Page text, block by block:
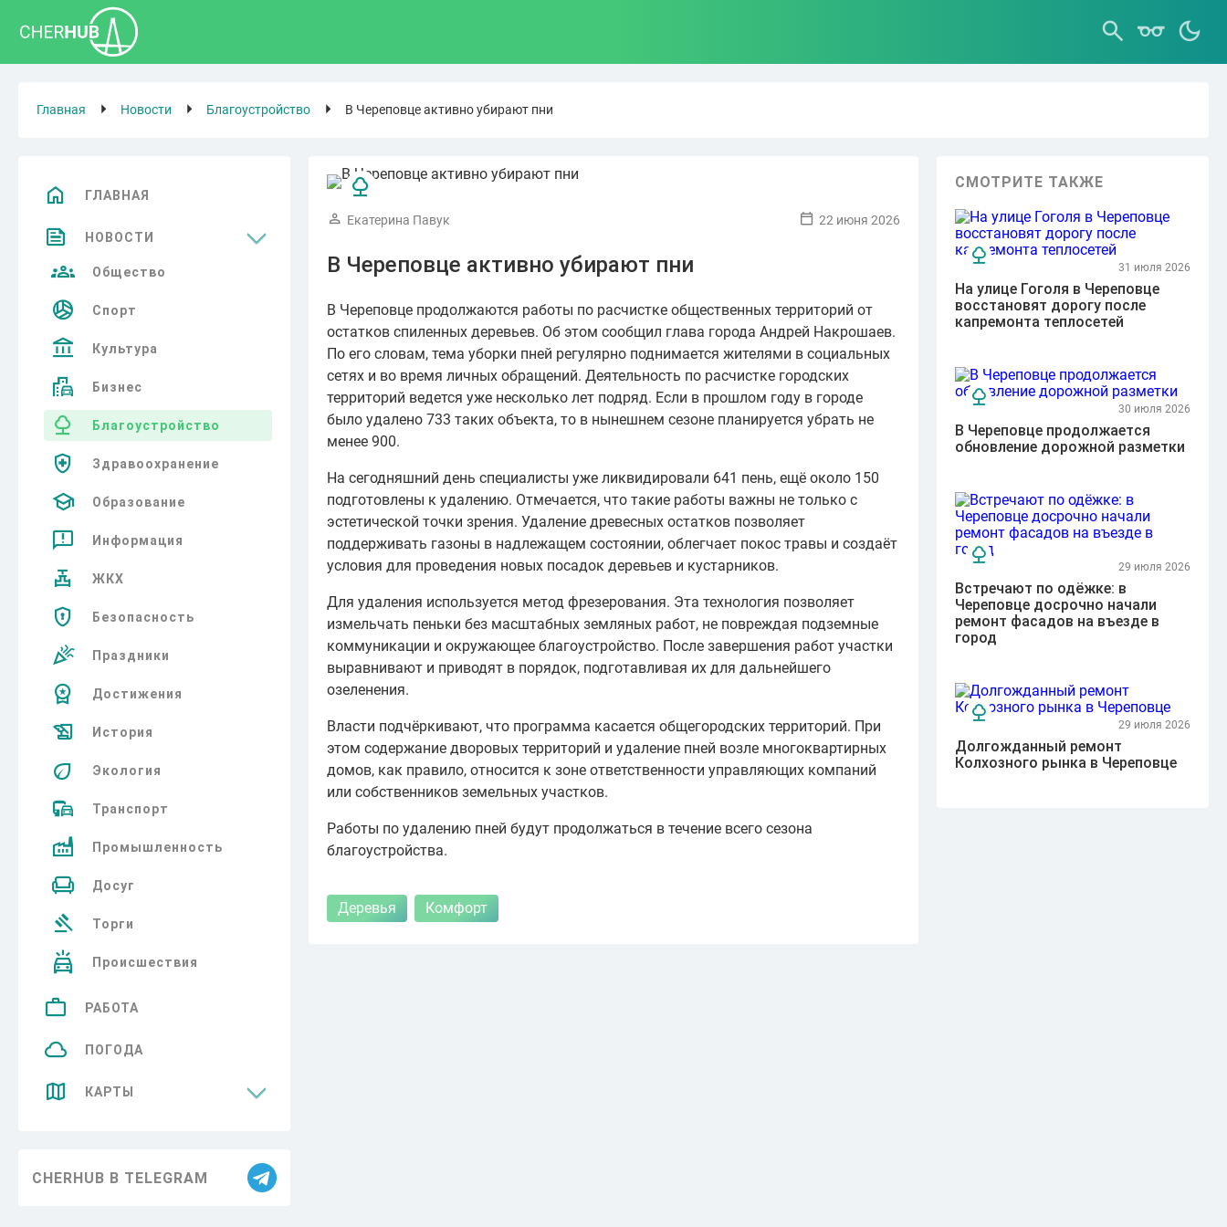
Главная Новости Благоустройство В Череповце активно убирают пни
ГЛАВНАЯ
НОВОСТИ
Общество
Спорт
Культура
Бизнес
Благоустройство
Здравоохранение
Образование
Информация
ЖКХ
Безопасность
Праздники
Достижения
История
Экология
Транспорт
Промышленность
Досуг
Торги
Происшествия
РАБОТА
ПОГОДА
КАРТЫ
CHERHUB В TELEGRAM
Екатерина Павук 22 июня 2026
В Череповце активно убирают пни
В Череповце продолжаются работы по расчистке общественных территорий от
остатков спиленных деревьев. Об этом сообщил глава города Андрей Накрошаев.
По его словам, тема уборки пней регулярно поднимается жителями в социальных
сетях и во время личных обращений. Деятельность по расчистке городских
территорий ведется уже несколько лет подряд. Если в прошлом году в городе
было удалено 733 таких объекта, то в нынешнем сезоне планируется убрать не
менее 900.
На сегодняшний день специалисты уже ликвидировали 641 пень, ещё около 150
подготовлены к удалению. Отмечается, что такие работы важны не только с
эстетической точки зрения. Удаление древесных остатков позволяет
поддерживать газоны в надлежащем состоянии, облегчает покос травы и создаёт
условия для проведения новых посадок деревьев и кустарников.
Для удаления используется метод фрезерования. Эта технология позволяет
измельчать пеньки без масштабных земляных работ, не повреждая подземные
коммуникации и окружающее благоустройство. После завершения работ участки
выравнивают и приводят в порядок, подготавливая их для дальнейшего
озеленения.
Власти подчёркивают, что программа касается общегородских территорий. При
этом содержание дворовых территорий и удаление пней возле многоквартирных
домов, как правило, относится к зоне ответственности управляющих компаний
или собственников земельных участков.
Работы по удалению пней будут продолжаться в течение всего сезона
благоустройства.
Деревья Комфорт
СМОТРИТЕ ТАКЖЕ
31 июля 2026
На улице Гоголя в Череповце
восстановят дорогу после
капремонта теплосетей
30 июля 2026
В Череповце продолжается
обновление дорожной разметки
29 июля 2026
Встречают по одёжке: в
Череповце досрочно начали
ремонт фасадов на въезде в
город
29 июля 2026
Долгожданный ремонт
Колхозного рынка в Череповце